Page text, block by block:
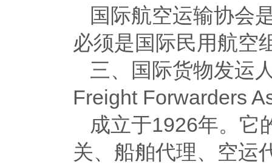
国际航空运输协会
必须是国际民用航空
三、国际货物发运
Freight Forwarders
成立于1926年。它
关、船舶代理、空运